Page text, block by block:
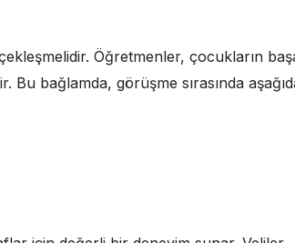
Öğretmenler, çocukların
bağlamda, görüşme sırasında